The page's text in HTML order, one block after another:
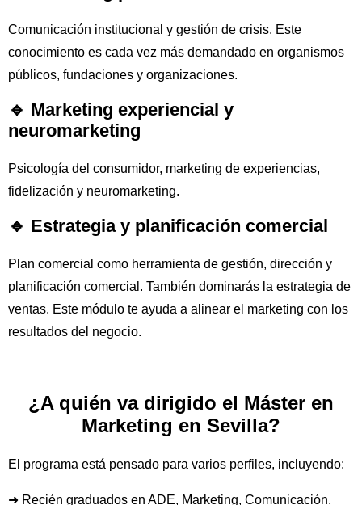
Comunicación institucional y gestión de crisis. Este
conocimiento es cada vez más demandado en organismos
públicos, fundaciones y organizaciones.
🔹 Marketing experiencial y
neuromarketing
Psicología del consumidor, marketing de experiencias,
fidelización y neuromarketing.
🔹 Estrategia y planificación comercial
Plan comercial como herramienta de gestión, dirección y
planificación comercial. También dominarás la estrategia de
ventas. Este módulo te ayuda a alinear el marketing con los
resultados del negocio.
¿A quién va dirigido el Máster en
Marketing en Sevilla?
El programa está pensado para varios perfiles, incluyendo:
➜ Recién graduados en ADE, Marketing, Comunicación,